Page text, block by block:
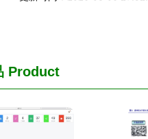
Product